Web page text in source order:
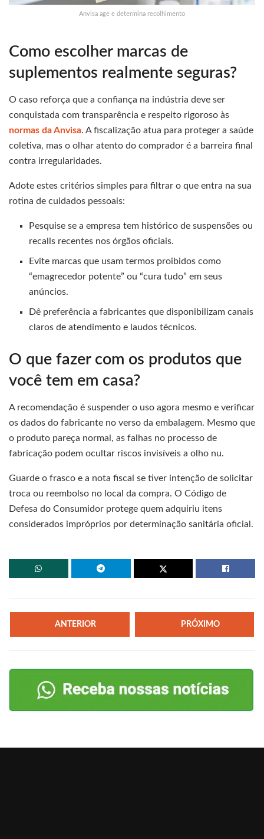
Anvisa age e determina recolhimento
Como escolher marcas de
suplementos realmente seguras?
O caso reforça que a confiança na indústria deve ser
conquistada com transparência e respeito rigoroso às
normas da Anvisa. A fiscalização atua para proteger a saúde
coletiva, mas o olhar atento do comprador é a barreira final
contra irregularidades.
Adote estes critérios simples para filtrar o que entra na sua
rotina de cuidados pessoais:
Pesquise se a empresa tem histórico de suspensões ou
recalls recentes nos órgãos oficiais.
Evite marcas que usam termos proibidos como
“emagrecedor potente” ou “cura tudo” em seus
anúncios.
Dê preferência a fabricantes que disponibilizam canais
claros de atendimento e laudos técnicos.
O que fazer com os produtos que
você tem em casa?
A recomendação é suspender o uso agora mesmo e verificar
os dados do fabricante no verso da embalagem. Mesmo que
o produto pareça normal, as falhas no processo de
fabricação podem ocultar riscos invisíveis a olho nu.
Guarde o frasco e a nota fiscal se tiver intenção de solicitar
troca ou reembolso no local da compra. O Código de
Defesa do Consumidor protege quem adquiriu itens
considerados impróprios por determinação sanitária oficial.
ANTERIOR PRÓXIMO